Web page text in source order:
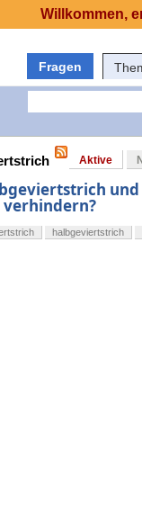
Fragen
Aktive
verhindern?
halbgeviertstrich
Willkommen,